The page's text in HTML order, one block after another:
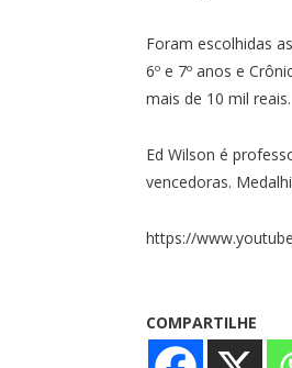
Foram escolhidas
6º e 7º anos e
mais de 10 mil reais.
Ed Wilson é
vencedoras.
https://
COMPARTILHE